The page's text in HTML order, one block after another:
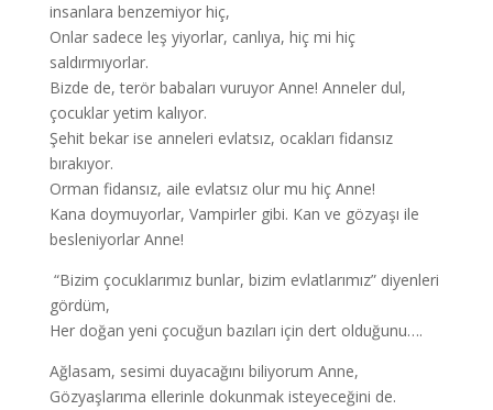
insanlara benzemiyor hiç,
Onlar sadece leş yiyorlar, canlıya, hiç mi hiç
saldırmıyorlar.
Bizde de, terör babaları vuruyor Anne! Anneler dul,
çocuklar yetim kalıyor.
Şehit bekar ise anneleri evlatsız, ocakları fidansız
bırakıyor.
Orman fidansız, aile evlatsız olur mu hiç Anne!
Kana doymuyorlar, Vampirler gibi. Kan ve gözyaşı ile
besleniyorlar Anne!
“Bizim çocuklarımız bunlar, bizim evlatlarımız” diyenleri
gördüm,
Her doğan yeni çocuğun bazıları için dert olduğunu….
Ağlasam, sesimi duyacağını biliyorum Anne,
Gözyaşlarıma ellerinle dokunmak isteyeceğini de.